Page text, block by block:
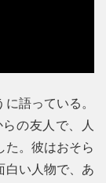
語っている。
の友人で、人
た。彼はおそら
白い人物で、あ